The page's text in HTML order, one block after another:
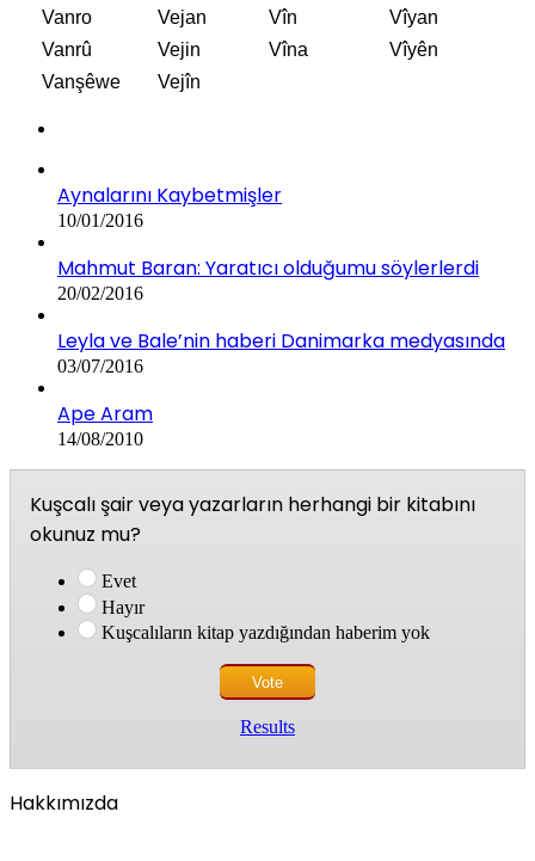
Vanro
Vejan Vîn
Vîyan
Vanrû
Vejin Vîna
Vîyên
Vanşêwe
Vejîn
Aynalarını Kaybetmişler
10/01/2016
Mahmut Baran: Yaratıcı olduğumu söylerlerdi
20/02/2016
Leyla ve Bale’nin haberi Danimarka medyasında
03/07/2016
Ape Aram
14/08/2010
Kuşcalı şair veya yazarların herhangi bir kitabını
okunuz mu?
Evet
Hayır
Kuşcalıların kitap yazdığından haberim yok
Results
Hakkımızda